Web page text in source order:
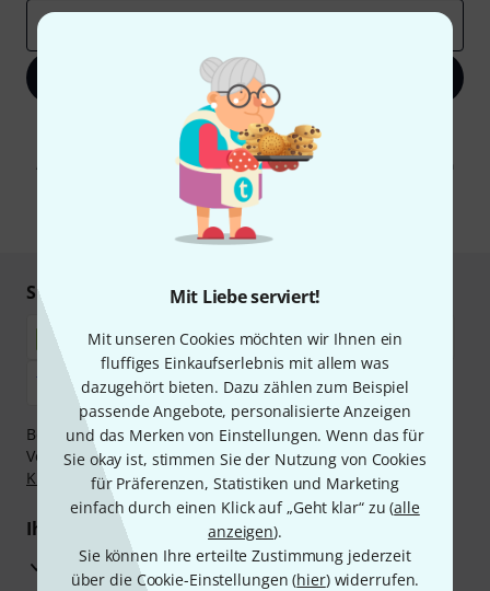
Mit Liebe serviert!
Mit unseren Cookies möchten wir Ihnen ein
fluffiges Einkaufserlebnis mit allem was
dazugehört bieten. Dazu zählen zum Beispiel
passende Angebote, personalisierte Anzeigen
und das Merken von Einstellungen. Wenn das für
Sie okay ist, stimmen Sie der Nutzung von Cookies
für Präferenzen, Statistiken und Marketing
einfach durch einen Klick auf „Geht klar“ zu (alle
anzeigen).
Sie können Ihre erteilte Zustimmung jederzeit
über die Cookie-Einstellungen (hier) widerrufen.
Jetzt anmelden
Mit Klick auf „Jetzt anmelden“ stimmen Sie dem Erhalt von E-Mail-
Werbung und einer Messung des E-Mail-Nutzungsverhaltens zu. Die
Abmeldung ist jederzeit möglich. Weitere Informationen finden Sie in
Datenschutzhinweisen
* Pflichtfeld
Sicher einkaufen & bezahlen
Bezahlen Sie vertraulich und sicher per Nachnahme,
Vorkasse, PayPal, Amazon Pay,Klarna Sofort bezahlen,
Klarna Ratenzahlungoder Kreditkarte.
Ihre Vorteile
3 Jahre Thomann Garantie